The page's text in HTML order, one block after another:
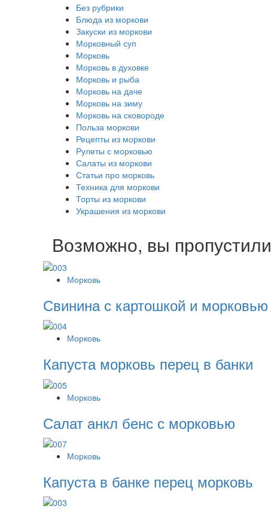
Без рубрики
Блюда из моркови
Закуски из моркови
Морковный суп
Морковь
Морковь в духовке
Морковь и рыба
Морковь на даче
Морковь на зиму
Морковь на сковороде
Польза моркови
Рецепты из моркови
Рулеты с морковью
Салаты из моркови
Статьи про морковь
Техника для моркови
Торты из моркови
Украшения из моркови
Возможно, вы пропустили
Морковь
Свинина с картошкой и морковью
Морковь
Капуста морковь перец в банки
Морковь
Салат анкл бенс с морковью
Морковь
Капуста в банке перец морковь